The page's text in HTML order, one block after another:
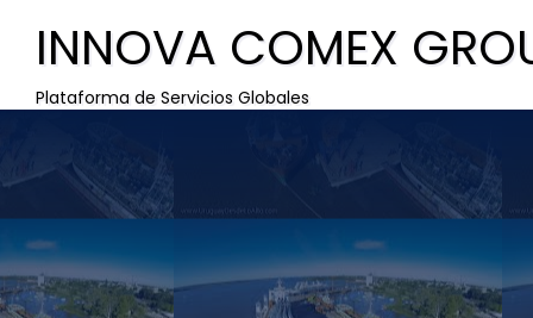
INNOVA COMEX
Plataforma de Servicios Globales